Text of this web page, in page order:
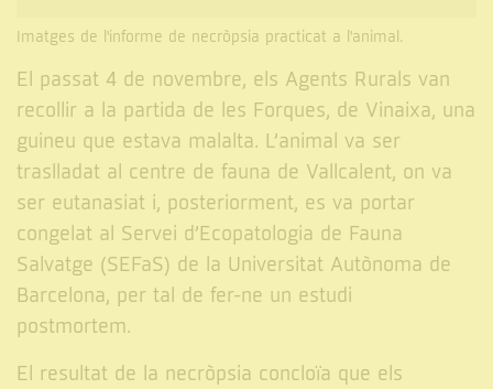
Imatges de l'informe de necròpsia practicat a l'animal.
El passat 4 de novembre, els Agents Rurals van
recollir a la partida de les Forques, de Vinaixa, una
guineu que estava malalta. L’animal va ser
traslladat al centre de fauna de Vallcalent, on va
ser eutanasiat i, posteriorment, es va portar
congelat al Servei d’Ecopatologia de Fauna
Salvatge (SEFaS) de la Universitat Autònoma de
Barcelona, per tal de fer-ne un estudi
postmortem.
El resultat de la necròpsia concloïa que els